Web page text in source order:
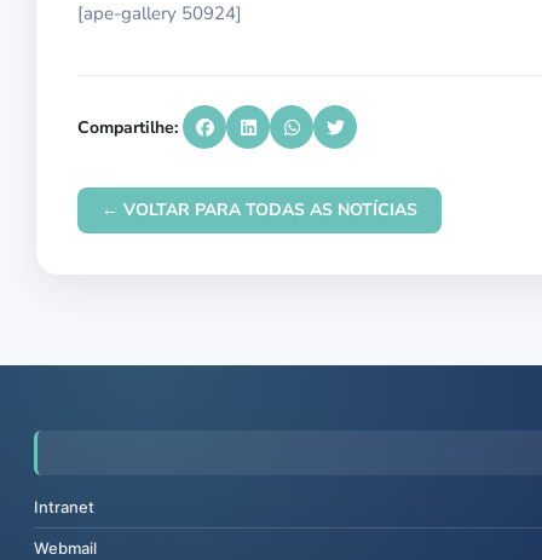
[ape-gallery 50924]
Compartilhe:
← VOLTAR PARA TODAS AS NOTÍCIAS
Intranet
Webmail